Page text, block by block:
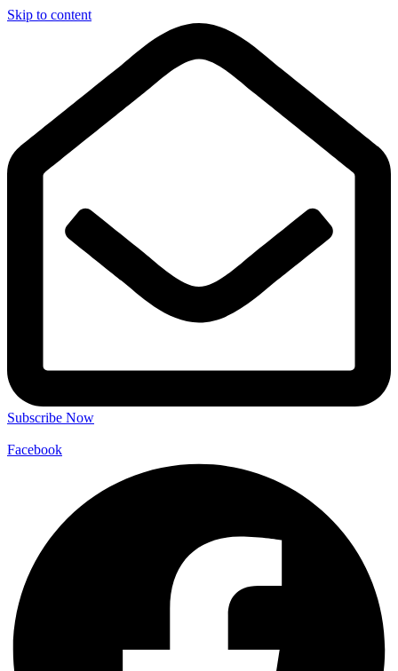
Skip to content
Subscribe Now
Facebook